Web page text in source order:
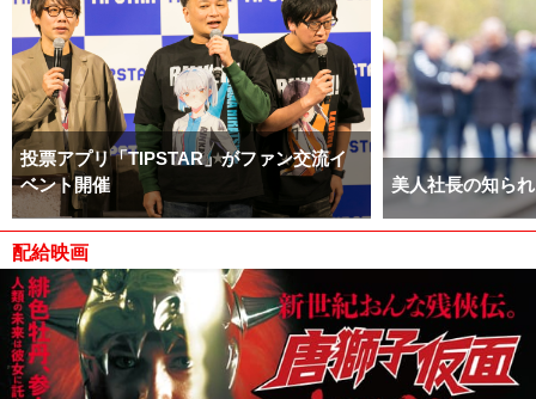
投票アプリ「TIPSTAR」がファン交流イ
ベント開催
美人社長の知ら
配給映画